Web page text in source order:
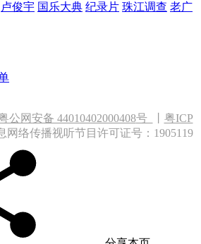
卢俊宇 国乐大典 纪录片 珠江调查 老广
公网安备 44010402000408号
粤ICP
网络传播视听节目许可证号：1905119